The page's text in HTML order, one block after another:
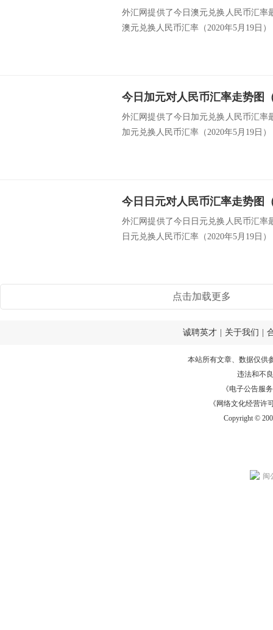
外汇网提供了今日澳元兑换人民币汇率
澳元兑换人民币汇率（2020年5月19日
今日加元对人民币汇率走势图
外汇网提供了今日加元兑换人民币汇率
加元兑换人民币汇率（2020年5月19日
今日日元对人民币汇率走势图
外汇网提供了今日日元兑换人民币汇率
日元兑换人民币汇率（2020年5月19日
点击加载更多
诚聘英才 关于我们
本站所有文章、数据仅供
违法和不
《电子公告服务
《网络文化经营许
Copyright ©
闽